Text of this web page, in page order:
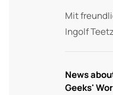
Mit
Ingolf Teetz
News
Geeks'